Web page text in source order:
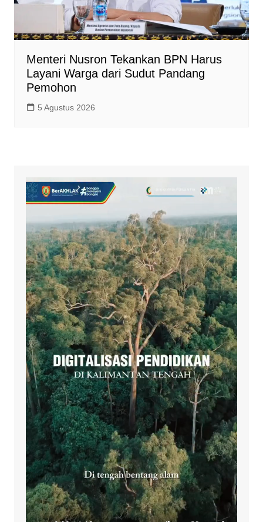
Menteri Nusron Tekankan BPN Harus
Layani Warga dari Sudut Pandang
Pemohon
5 Agustus 2026